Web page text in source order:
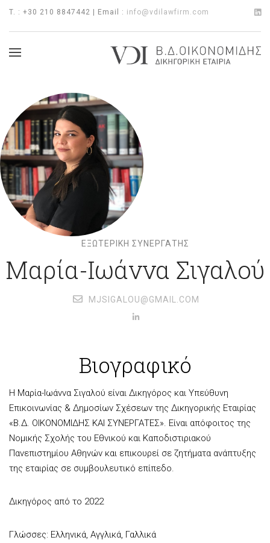
T. : +30 210 8847442 | Email : info@vdilawfirm.com
EΞΩΤΕΡΙΚΉ ΣΥΝΕΡΓΆΤΗΣ
Μαρία-Ιωάννα Σιγαλού
MJSIGALOU@GMAIL.COM
Βιογραφικό
Η Μαρία-Ιωάννα Σιγαλού είναι Δικηγόρος και Υπεύθυνη
Επικοινωνίας & Δημοσίων Σχέσεων της Δικηγορικής Εταιρίας
«Β.Δ. ΟΙΚΟΝΟΜΙΔΗΣ ΚΑΙ ΣΥΝΕΡΓΑΤΕΣ». Είναι απόφοιτος της
Νομικής Σχολής του Εθνικού και Καποδιστιριακού
Πανεπιστημίου Αθηνών και επικουρεί σε ζητήματα ανάπτυξης
της εταιρίας σε συμβουλευτικό επίπεδο.
Δικηγόρος από το 2022
Γλώσσες: Ελληνικά, Αγγλικά, Γαλλικά